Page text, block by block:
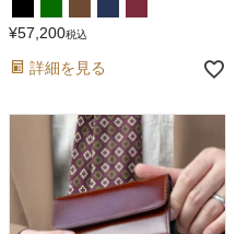
¥57,200税込
詳細を見る